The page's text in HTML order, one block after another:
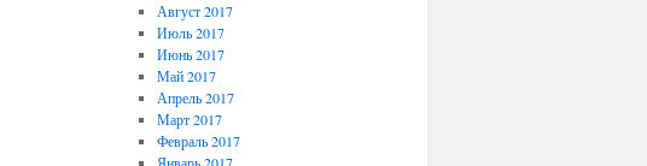
Август 2017
Июль 2017
Июнь 2017
Май 2017
Апрель 2017
Март 2017
Февраль 2017